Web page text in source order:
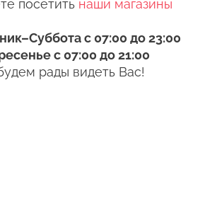
посетить наши магазины
с 07:00 до 23:00
с 07:00 до 21:00
рады видеть Вас!
как поставить в вазу. Срез
листья следует удалить.
Это тоже ускорит
связаться с
Оформить